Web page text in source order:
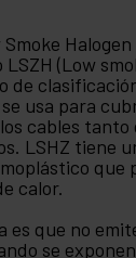
Smoke
(Low
de
usa para
cables tanto
LSHZ tiene
que
calor.
es que no
se